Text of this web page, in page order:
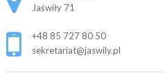
Jaświły 71
+48 85 727 80 50
sekretariat@jaswily.pl